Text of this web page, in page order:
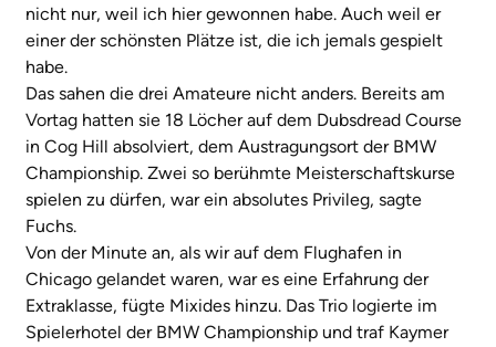
nicht nur, weil ich hier gewonnen habe. Auch weil er
einer der schönsten Plätze ist, die ich jemals gespielt
habe.
Das sahen die drei Amateure nicht anders. Bereits am
Vortag hatten sie 18 Löcher auf dem Dubsdread Course
in Cog Hill absolviert, dem Austragungsort der BMW
Championship. Zwei so berühmte Meisterschaftskurse
spielen zu dürfen, war ein absolutes Privileg, sagte
Fuchs.
Von der Minute an, als wir auf dem Flughafen in
Chicago gelandet waren, war es eine Erfahrung der
Extraklasse, fügte Mixides hinzu. Das Trio logierte im
Spielerhotel der BMW Championship und traf Kaymer